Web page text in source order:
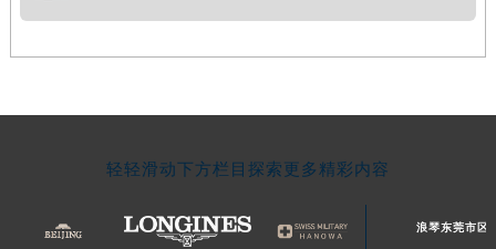
轻轻滑动下方栏目探索更多精彩内容
浪琴东莞市区